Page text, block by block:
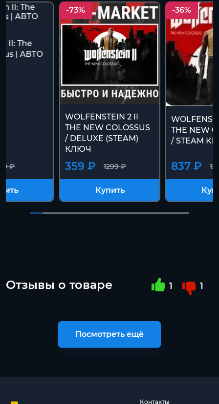
II: The
| АВТО
₽
-73%
WOLFENSTEIN 2 II
THE NEW COLOSSUS
/ DELUXE (STEAM)
КЛЮЧ
1299 ₽
359 ₽
Купить
-36%
THE NEW
/ STEAM
837 ₽
Отзывы о товаре 1 1
Посмотреть ещё
Контакты